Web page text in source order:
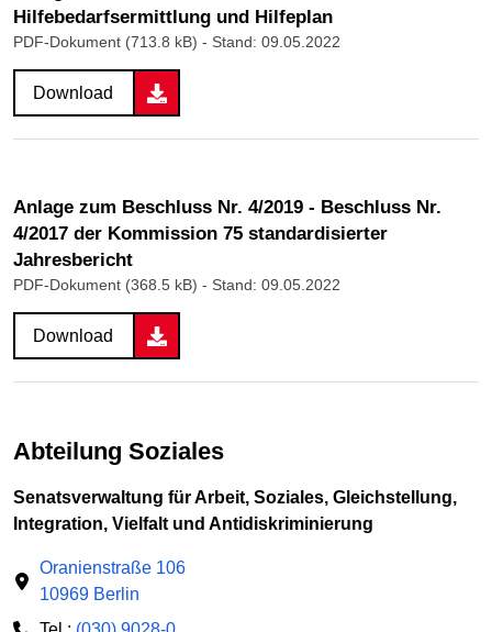
Hilfebedarfsermittlung und Hilfeplan
PDF-Dokument (713.8 kB) - Stand: 09.05.2022
Download
Anlage zum Beschluss Nr. 4/2019 - Beschluss Nr.
4/2017 der Kommission 75 standardisierter
Jahresbericht
PDF-Dokument (368.5 kB) - Stand: 09.05.2022
Download
Abteilung Soziales
Senatsverwaltung für Arbeit, Soziales, Gleichstellung,
Integration, Vielfalt und Antidiskriminierung
Oranienstraße 106
10969 Berlin